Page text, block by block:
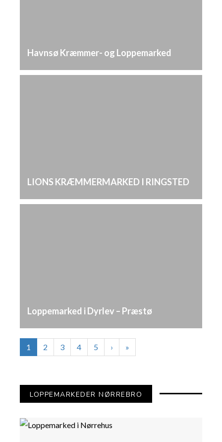
Havnsø Kræmmer- og Loppemarked
LIONS KRÆMMERMARKED I RINGSTED
Loppemarked i Dyrlev – Præstø
1 2 3 4 5 › »
LOPPEMARKEDER NØRREBRO